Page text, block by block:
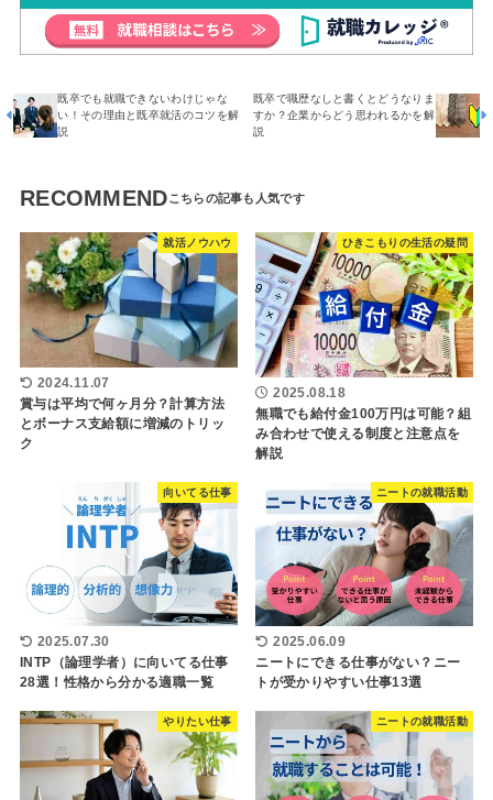
既卒でも就職できないわけじゃな
い！その理由と既卒就活のコツを解
説
既卒で職歴なしと書くとどうなりま
すか？企業からどう思われるかを解
説
RECOMMEND
就活ノウハウ
2024.11.07
賞与は平均で何ヶ月分？計算方法
とボーナス支給額に増減のトリッ
ク
ひきこもりの生活の疑問
2025.08.18
無職でも給付金100万円は可能？組
み合わせで使える制度と注意点を
解説
向いてる仕事
2025.07.30
INTP（論理学者）に向いてる仕事
28選！性格から分かる適職一覧
ニートの就職活動
2025.06.09
ニートにできる仕事がない？ニー
トが受かりやすい仕事13選
やりたい仕事 ニートの就職活動